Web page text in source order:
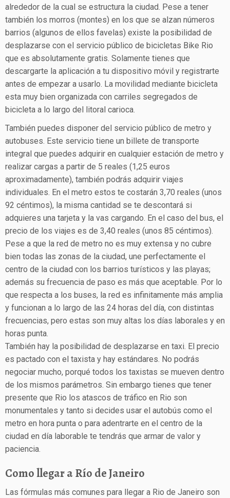
alrededor de la cual se estructura la ciudad. Pese a tener
también los morros (montes) en los que se alzan números
barrios (algunos de ellos favelas) existe la posibilidad de
desplazarse con el servicio público de bicicletas Bike Rio
que es absolutamente gratis. Solamente tienes que
descargarte la aplicación a tu dispositivo móvil y registrarte
antes de empezar a usarlo. La movilidad mediante bicicleta
esta muy bien organizada con carriles segregados de
bicicleta a lo largo del litoral carioca.
También puedes disponer del servicio público de metro y
autobuses. Este servicio tiene un billete de transporte
integral que puedes adquirir en cualquier estación de metro y
realizar cargas a partir de 5 reales (1,25 euros
aproximadamente), también podrás adquirir viajes
individuales. En el metro estos te costarán 3,70 reales (unos
92 céntimos), la misma cantidad se te descontará si
adquieres una tarjeta y la vas cargando. En el caso del bus, el
precio de los viajes es de 3,40 reales (unos 85 céntimos).
Pese a que la red de metro no es muy extensa y no cubre
bien todas las zonas de la ciudad, une perfectamente el
centro de la ciudad con los barrios turísticos y las playas;
además su frecuencia de paso es más que aceptable. Por lo
que respecta a los buses, la red es infinitamente más amplia
y funcionan a lo largo de las 24 horas del día, con distintas
frecuencias, pero estas son muy altas los días laborales y en
horas punta.
También hay la posibilidad de desplazarse en taxi. El precio
es pactado con el taxista y hay estándares. No podrás
negociar mucho, porqué todos los taxistas se mueven dentro
de los mismos parámetros. Sin embargo tienes que tener
presente que Rio los atascos de tráfico en Rio son
monumentales y tanto si decides usar el autobús como el
metro en hora punta o para adentrarte en el centro de la
ciudad en día laborable te tendrás que armar de valor y
paciencia.
Como llegar a Río de Janeiro
Las fórmulas más comunes para llegar a Rio de Janeiro son